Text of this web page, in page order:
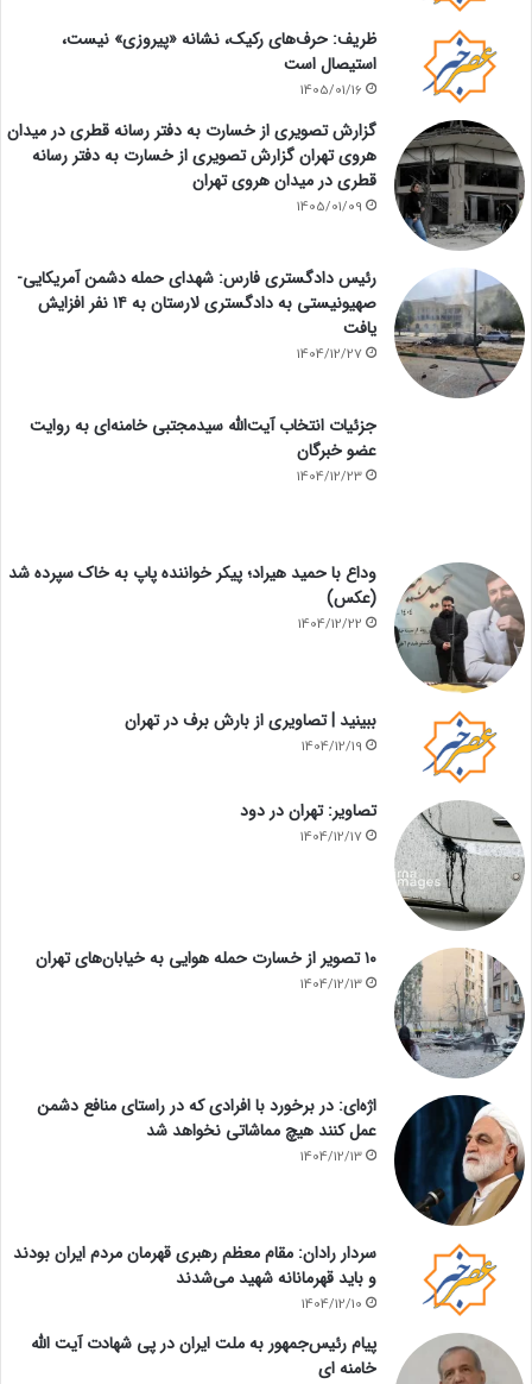
ظریف: حرف‌های رکیک، نشانه «پیروزی» نیست،
استیصال است
1405/01/16
گزارش تصویری از خسارت به دفتر رسانه قطری در میدان
هروی تهران گزارش تصویری از خسارت به دفتر رسانه
قطری در میدان هروی تهران
1405/01/09
رئیس دادگستری فارس: شهدای حمله دشمن آمریکایی-
صهیونیستی به دادگستری لارستان به ۱۴ نفر افزایش
یافت
1404/12/27
جزئیات انتخاب آیت‌الله سیدمجتبی خامنه‌ای به روایت
عضو خبرگان
1404/12/23
وداع با حمید هیراد؛ پیکر خواننده پاپ به خاک سپرده شد
(عکس)
1404/12/22
ببینید | تصاویری از بارش برف در تهران
1404/12/19
تصاویر: تهران در دود
1404/12/17
۱۰ تصویر از خسارت حمله هوایی به خیابان‌های تهران
1404/12/13
اژه‌ای: در برخورد با افرادی که در راستای منافع دشمن
عمل کنند هیچ مماشاتی نخواهد شد
1404/12/13
سردار رادان: مقام معظم رهبری قهرمان مردم ایران بودند
و باید قهرمانانه شهید می‌شدند
1404/12/10
پیام رئیس‌جمهور به ملت ایران در پی شهادت آیت الله
خامنه ای